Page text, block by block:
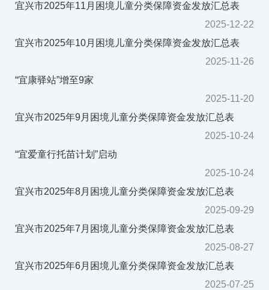
宜兴市2025年11月困境儿童分类保障资金发放汇总表
2025-12-22
宜兴市2025年10月困境儿童分类保障资金发放汇总表
2025-11-26
“宜康驿站”增至9家
2025-11-20
宜兴市2025年9月困境儿童分类保障资金发放汇总表
2025-10-24
“宜爱童行托苗计划”启动
2025-10-24
宜兴市2025年8月困境儿童分类保障资金发放汇总表
2025-09-29
宜兴市2025年7月困境儿童分类保障资金发放汇总表
2025-08-27
宜兴市2025年6月困境儿童分类保障资金发放汇总表
2025-07-25